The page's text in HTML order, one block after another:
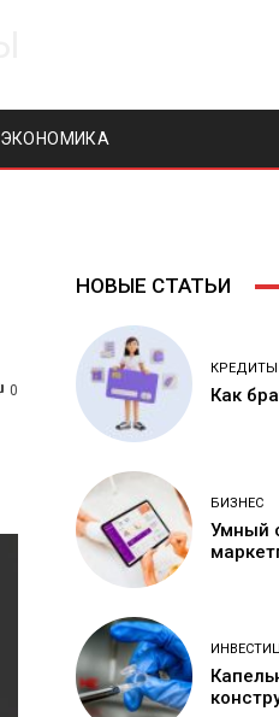
ЭКОНОМИКА
0
НОВЫЕ СТАТЬИ
КРЕДИТЫ
Как
БИЗНЕС
Умный